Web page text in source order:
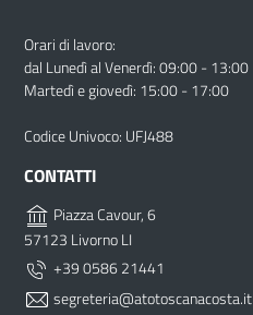
Orari di lavoro:
dal Lunedì al Venerdì: 09:00 - 13:00
Martedì e giovedì: 15:00 - 17:00
Codice Univoco: UFJ488
CONTATTI
Piazza Cavour, 6
57123 Livorno LI
+39 0586 21441
segreteria@atotoscanacosta.it